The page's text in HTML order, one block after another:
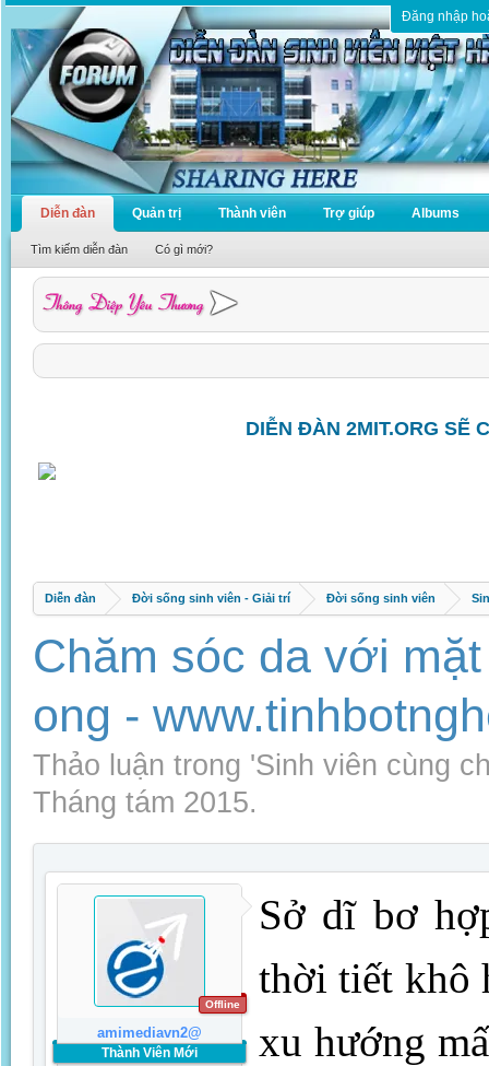
Đăng nhập
Diễn đàn
Tìm kiếm diễn đàn Có gì mới?
Quản trị Thành viên Trợ giúp Albums
DIỄN ĐÀN 2MIT.ORG SẼ
Diễn đàn Đời sống sinh viên - Giải trí Đời sống sinh viên
Chăm sóc da với
ong -
Thảo luận trong 'Sinh viên cùng
Tháng tám 2015.
Offline
amimediavn2@
Thành Viên Mới
Sở dĩ bơ
thời tiết khô
xu hướng